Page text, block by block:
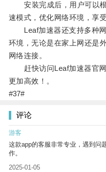
安装完成后，用户可以根
速模式，优化网络环境，享
Leaf加速器还支持多种网
环境，无论是在家上网还是
网络连接。
赶快访问Leaf加速器官网
更加高效！。
#37#
评论
游客
这款app的客服非常专业，遇到问
作。
2025-01-05